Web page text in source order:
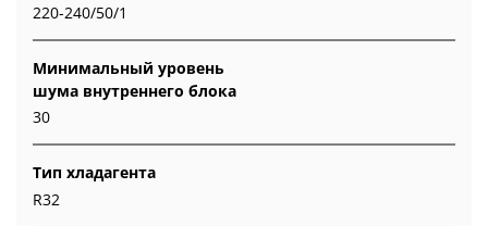
220-240/50/1
Минимальный уровень
шума внутреннего блока
30
Тип хладагента
R32